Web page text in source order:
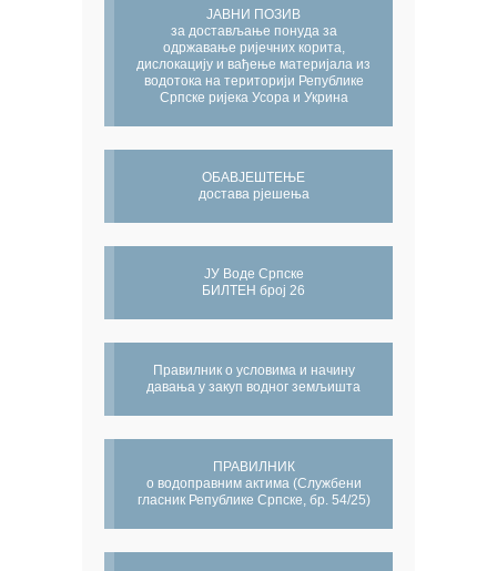
ЈАВНИ ПОЗИВ
за достављање понуда за
одржавање ријечних корита,
дислокацију и вађење материјала из
водотока на територији Републике
Српске ријека Усора и Укрина
ОБАВЈЕШТЕЊЕ
достава рјешења
ЈУ Воде Српске
БИЛТЕН број 26
Правилник о условима и начину
давања у закуп водног земљишта
ПРАВИЛНИК
о водоправним актима (Службени
гласник Републике Српске, бр. 54/25)